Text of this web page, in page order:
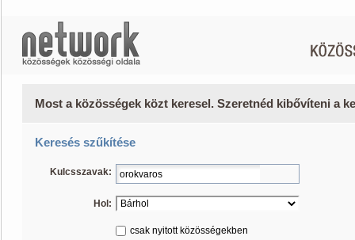
Most a közösségek közt keresel. Szeretnéd kibővíteni a
Keresés szűkítése
Kulcsszavak:
Hol:
csak nyitott közösségekben